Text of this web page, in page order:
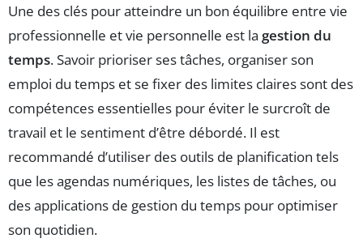
Une des clés pour atteindre un bon équilibre entre vie
professionnelle et vie personnelle est la gestion du
temps. Savoir prioriser ses tâches, organiser son
emploi du temps et se fixer des limites claires sont des
compétences essentielles pour éviter le surcroît de
travail et le sentiment d’être débordé. Il est
recommandé d’utiliser des outils de planification tels
que les agendas numériques, les listes de tâches, ou
des applications de gestion du temps pour optimiser
son quotidien.